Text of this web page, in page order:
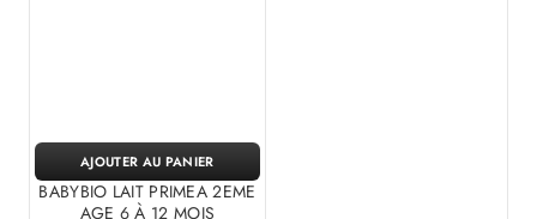
BABYBIO LAIT PRIMEA 2EME
AGE 6 À 12 MOIS
AJOUTER AU PANIER